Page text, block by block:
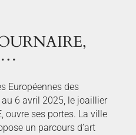
Européennes des
6 avril 2025, le joaillier
ouvre ses portes. La ville
un parcours d’art